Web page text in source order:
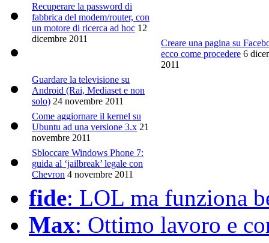
Recuperare la password di
fabbrica del modem/router, con
un motore di ricerca ad hoc 12
dicembre 2011
Creare una pagina su
ecco come procedere 6
2011
Guardare la televisione su
Android (Rai, Mediaset e non
solo) 24 novembre 2011
Come aggiornare il kernel su
Ubuntu ad una versione 3.x 21
novembre 2011
Sbloccare Windows Phone 7:
guida al ‘jailbreak’ legale con
Chevron 4 novembre 2011
fide: LOL ma funziona
Max: Ottimo lavoro e